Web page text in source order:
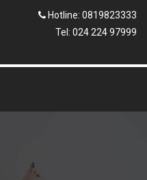
Hotline: 0819823333
Tel: 024 224 97999